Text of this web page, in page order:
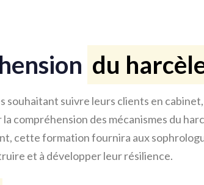
du
suivre leurs clients en
compréhension des mécanismes du
cette formation fournira aux
et à développer leur résilience.